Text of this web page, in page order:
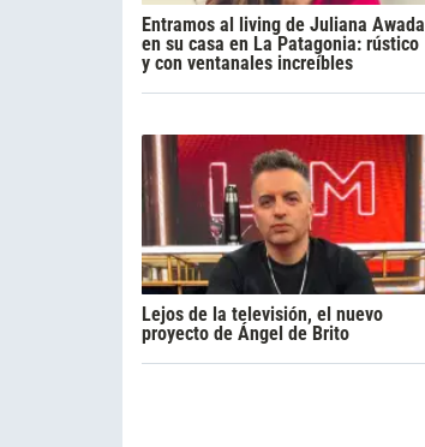
Entramos al living de Juliana Awada
en su casa en La Patagonia: rústico
y con ventanales increíbles
Lejos de la televisión, el nuevo
proyecto de Ángel de Brito